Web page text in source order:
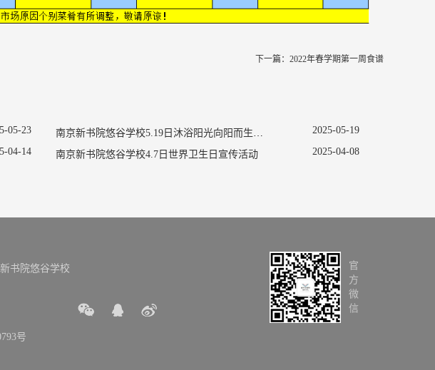
下一篇： 2022年春学期第一周食谱
-05-23 2025-05-19
-04-14 南京新书院悠谷学校4.7日世界卫生日宣传活动 2025-04-08
书院悠谷学校
号
官
方
微
信